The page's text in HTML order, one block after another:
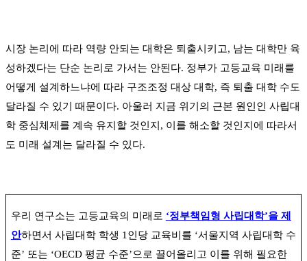
시장 논리에 따라 역량 안되는 대학은 퇴출시키고, 남는 대학만 육
성하겠다는 단순 논리로 가서는 안된다. 정부가 고등교육 미래를
어떻게 설계하느냐에 따라 구조조정 대상 대학, 즉 퇴출 대학 수도
달라질 수 있기 때문이다. 아울러 지금 위기의 근본 원인인 사립대
학 중심체제를 계속 유지할 것인지 , 이를 해소할 것인지에 따라서
도 미래 설계는 달라질 수 있다.
우리 연구소는 고등교육의 미래로 ‘정부책임형 사립대학’을 제
안하면서 사립대학 학생 1 인당 교육비를 ‘서울지역 사립대학 수
준’ 또는 ‘OECD 평균 수준’으로 끌어올리고 이를 위해 필요한